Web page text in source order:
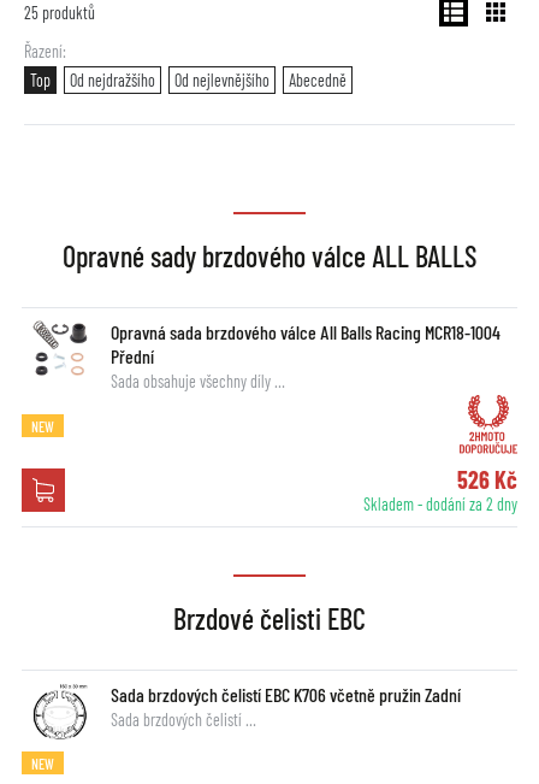
25 produktů
Řazení
Top
Od nejdražšího Od nejlevnějšího Abecedně
Opravné sady brzdového válce ALL BALLS
Opravná sada brzdového válce All Balls Racing MCR18-1004
Přední
Sada obsahuje všechny díly …
NEW
526 Kč
Skladem - dodání za 2 dny
Brzdové čelisti EBC
Sada brzdových čelistí EBC K706 včetně pružin Zadní
Sada brzdových čelistí …
NEW